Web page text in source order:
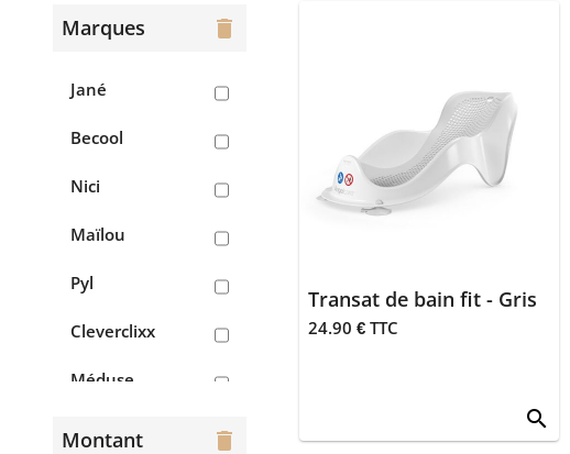
>
parapluie
> Sortie
attache-
Marques delete
Jané
Becool
Nici
Maïlou
Pyl
Cleverclixx
Méduse
Kidzroom
Montant delete
Transat de bain fit - Gris
24.90 € TTC
search